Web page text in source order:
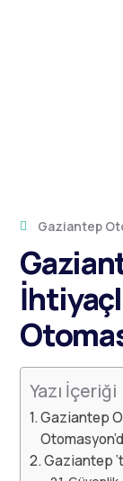
Gaziantep
Yazı İçeriği
Gaziantep
Gaziantep